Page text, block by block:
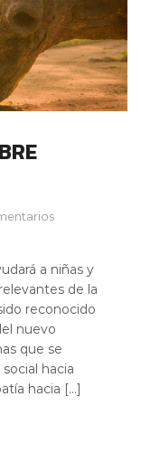
a niñas y
de la
reconocido
nuevo
que se
hacia
hacia […]